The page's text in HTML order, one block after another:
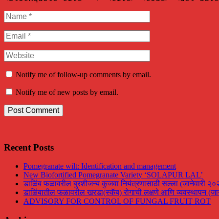
Notify me of follow-up comments by email.
Notify me of new posts by email.
Recent Posts
Pomegranate wilt: Identification and management
New Biofortified Pomegranate Variety ‘SOLAPUR LAL’
डाळिंब फळावरील बुरशीजन्य कुजवा नियंत्रणासाठी सल्ला (जानेवारी
डाळिंबातील फळावरील खरडा(स्कॅब) रोगाची लक्षणे आणि व्यवस्थापन
ADVISORY FOR CONTROL OF FUNGAL FRUIT ROT